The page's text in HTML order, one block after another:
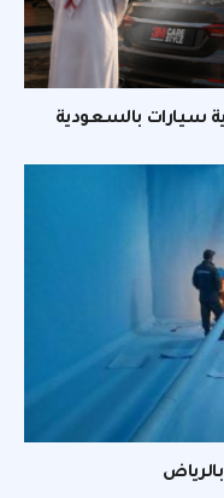
سيارات بالسعودية